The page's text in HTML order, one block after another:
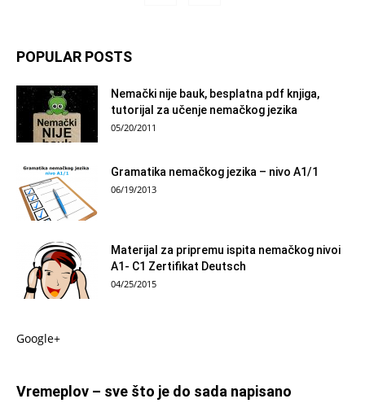
POPULAR POSTS
Nemački nije bauk, besplatna pdf knjiga,
tutorijal za učenje nemačkog jezika
05/20/2011
Gramatika nemačkog jezika – nivo A1/1
06/19/2013
Materijal za pripremu ispita nemačkog nivoi
A1- C1 Zertifikat Deutsch
04/25/2015
Google+
Vremeplov – sve što je do sada napisano